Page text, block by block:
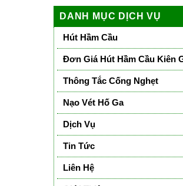
DANH MỤC DỊCH VỤ
Hút Hầm Cầu
Đơn Giá Hút Hầm Cầu Kiên
Thông Tắc Cống Nghẹt
Nạo Vét Hố Ga
Dịch Vụ
Tin Tức
Liên Hệ